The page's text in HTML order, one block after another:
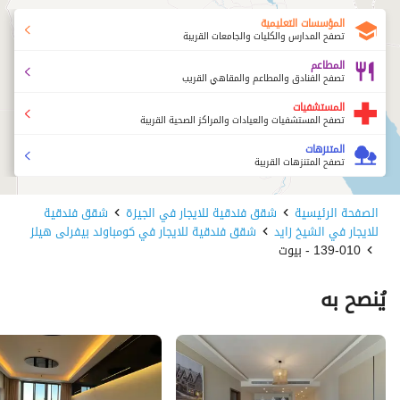
موقع مميز في قلب الشيخ زايد
بيئة هادئة وعصرية
خدمات إضافية عند الطلب
تأجير سيارات (بسائق أو بدون)
شيف خاص
خدمات كونسيرج
شروط الحجز تسجيل الدخول: بعد 2:00 ظهرًا
المؤسسات التعليمية
تصفح المدارس والكليات والجامعات القريبة
المطاعم
تصفح الفنادق والمطاعم والمقاهي القريب
المستشفيات
تصفح المستشفيات والعيادات والمراكز الصحية القريبة
المتنزهات
تصفح المتنزهات القريبة
الصفحة الرئيسية شقق فندقية للايجار في الجيزة شقق فندقية
للايجار في الشيخ زايد شقق فندقية للايجار في كومباوند بيفرلى هيلز
139-010 - بيوت
يُنصح به